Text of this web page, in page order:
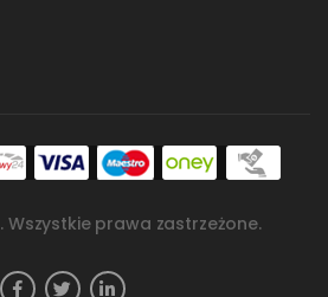
. Wszystkie prawa zastrzeżone.